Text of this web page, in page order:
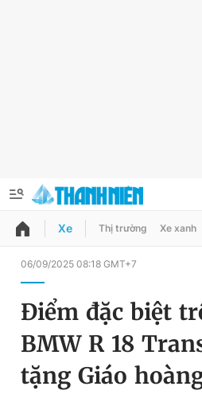
QUẢNG CÁO
Chuyên mục
Chuyên mục khác
Đổi mật khẩu
Tin đã lưu
Tin đã xem
Xe Thị trường Xe xanh
06/09/2025 08:18 GMT+7
Điểm đặc biệt
BMW R 18
tặng Giáo